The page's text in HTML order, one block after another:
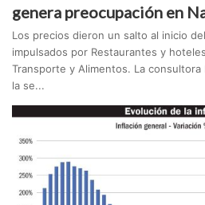
genera preocupación en
Los precios dieron un salto al inicio
impulsados por Restaurantes y
Transporte y Alimentos. La
la se...